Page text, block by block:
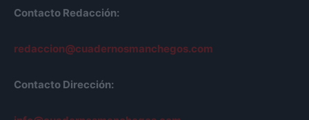
Contacto Redacción:
redaccion@cuadernosmanchegos.com
Contacto Dirección: